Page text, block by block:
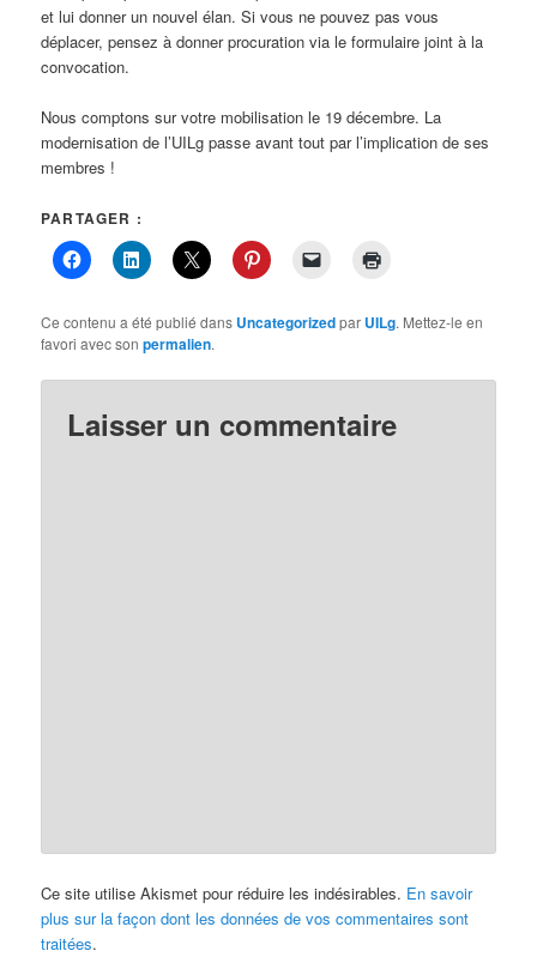
et lui donner un nouvel élan. Si vous ne pouvez pas vous
déplacer, pensez à donner procuration via le formulaire joint à la
convocation.
Nous comptons sur votre mobilisation le 19 décembre. La
modernisation de l’UILg passe avant tout par l’implication de ses
membres !
PARTAGER :
Ce contenu a été publié dans Uncategorizedpar UILg. Mettez-le en
favori avec sonpermalien.
Laisser un commentaire
Ce site utilise Akismet pour réduire les indésirables. En savoir
plus sur la façon dont les données de vos commentaires sont
traitées.